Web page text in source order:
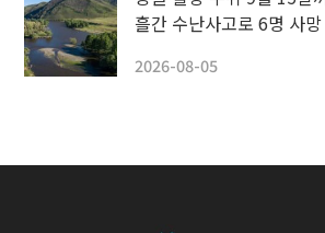
흘간 수난사고로 6명 사망
2026-08-05